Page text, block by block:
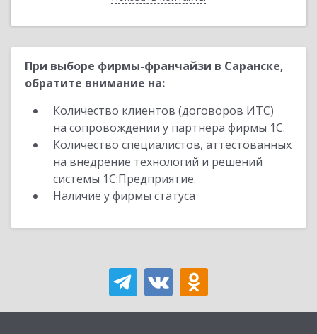
При выборе фирмы-франчайзи в Саранске,
обратите внимание на:
Количество клиентов (договоров ИТС)
на сопровождении у партнера фирмы 1С.
Количество специалистов, аттестованных
на внедрение технологий и решений
системы 1С:Предприятие.
Наличие у фирмы статуса